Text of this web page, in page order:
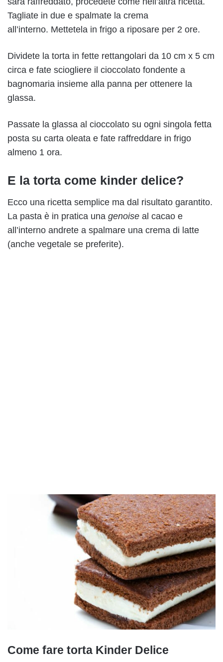
Tagliate in due e spalmate la crema
all’interno. Mettetela in frigo a riposare per 2 ore.
Dividete la torta in fette rettangolari da 10 cm x 5 cm
circa e fate sciogliere il cioccolato fondente a
bagnomaria insieme alla panna per ottenere la
glassa.
Passate la glassa al cioccolato su ogni singola fetta
posta su carta oleata e fate raffreddare in frigo
almeno 1 ora.
E la torta come kinder delice?
Ecco una ricetta semplice ma dal risultato garantito.
La pasta è in pratica una genoise al cacao e
all’interno andrete a spalmare una crema di latte
(anche vegetale se preferite).
Come fare torta Kinder Delice